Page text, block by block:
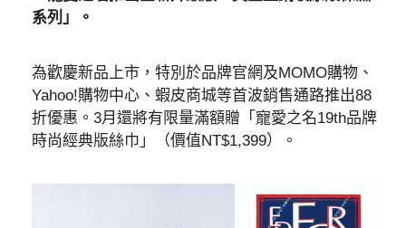
系列」。
為歡慶新品上市，特別於品牌官網及MOMO購物、
Yahoo!購物中心、蝦皮商城等首波銷售通路推出88
折優惠。3月還將有限量滿額贈「寵愛之名19th品牌
時尚經典版絲巾」（價值NT$1,399）。